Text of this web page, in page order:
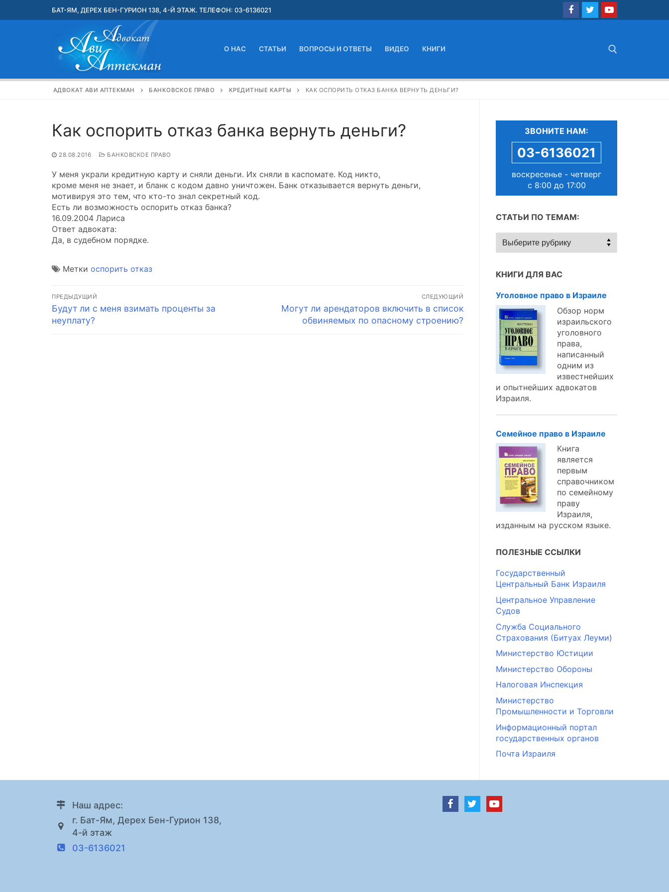
БАТ-ЯМ, ДЕРЕХ БЕН-ГУРИОН 138, 4-Й ЭТАЖ. ТЕЛЕФОН: 03-6136021
О НАС СТАТЬИ ВОПРОСЫ И ОТВЕТЫ ВИДЕО КНИГИ
АДВОКАТ АВИ АПТЕКМАН БАНКОВСКОЕ ПРАВО КРЕДИТНЫЕ КАРТЫ КАК ОСПОРИТЬ ОТКАЗ БАНКА ВЕРНУТЬ ДЕНЬГИ?
Как оспорить отказ банка вернуть деньги?
28.08.2016 БАНКОВСКОЕ ПРАВО
У меня украли кредитную карту и сняли деньги. Их сняли в каспомате. Код никто,
кроме меня не знает, и бланк с кодом давно уничтожен. Банк отказывается вернуть деньги,
мотивируя это тем, что кто-то знал секретный код.
Есть ли возможность оспорить отказ банка?
16.09.2004 Лариса
Ответ адвоката:
Да, в судебном порядке.
Метки оспорить отказ
Навигация
по
ПРЕДЫДУЩИЙ
Предыдущая
запись:
Будут ли с меня взимать проценты за
неуплату?
СЛЕДУЮЩИЙ
Следующая
запись:
Могут ли арендаторов включить в список
обвиняемых по опасному строению?
ЗВОНИТЕ НАМ:
03-6136021
воскресенье - четверг
с 8:00 до 17:00
СТАТЬИ ПО ТЕМАМ:
Статьи
по
КНИГИ ДЛЯ ВАС
Уголовное право в Израиле
Обзор норм
израильского
уголовного
права,
написанный
одним из
известнейших
и опытнейших адвокатов
Израиля.
Семейное право в Израиле
Книга
является
первым
справочником
по семейному
праву
Израиля,
изданным на русском языке.
ПОЛЕЗНЫЕ ССЫЛКИ
Государственный
Центральный Банк Израиля
Центральное Управление
Судов
Служба Социального
Страхования (Битуах Леуми)
Министерство Юстиции
Министерство Обороны
Налоговая Инспекция
Министерство
Промышленности и Торговли
Информационный портал
государственных органов
Почта Израиля
Наш адрес:
г. Бат-Ям, Дерех Бен-Гурион 138,
4-й этаж
03-6136021